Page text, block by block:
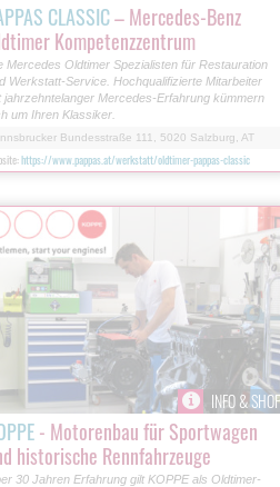
CLASSIC– Mercedes-Benz
Kompetenzzentrum
Mercedes Oldtimer Spezialisten für Restauration
Werkstatt-Service. Hochqualifizierte Mitarbeiter
jahrzehntelanger Mercedes-Erfahrung kümmern
um Ihren Klassiker.
Bundesstraße 111, 5020 Salzburg, AT
https://www.pappas.at/werkstatt/oldtimer-pappas-classic
INFO &
- Motorenbau für Sportwagen
historische Rennfahrzeuge
30 Jahren Erfahrung gilt KOPPE als Oldtimer-